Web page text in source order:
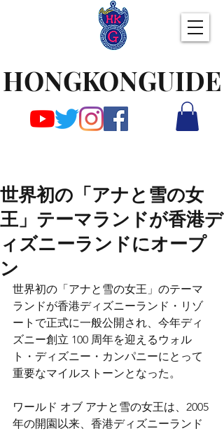
HONGKONGUIDE
世界初の「アナと雪の女
王」テーマランドが香港デ
ィズニーランドにオープ
ン
世界初の「アナと雪の女王」のテーマ
ランドが香港ディズニーランド・リゾ
ートで正式に一般公開され、今年ディ
ズニー創立 100 周年を迎えるウォル
ト・ディズニー・カンパニーにとって
重要なマイルストーンとなった。
ワールド オブ アナと雪の女王は、2005
年の開園以来、香港ディズニーランド